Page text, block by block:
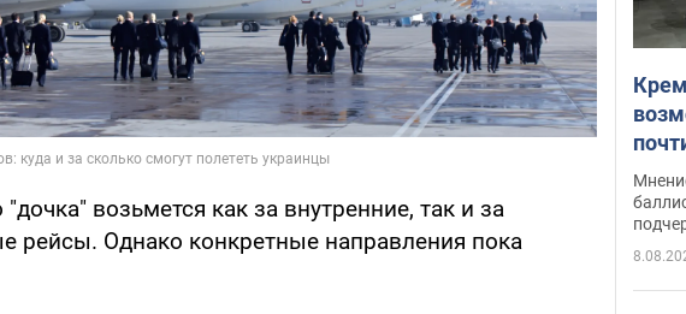
возьмется как за внутренние, так и за
рейсы. Однако конкретные направления пока